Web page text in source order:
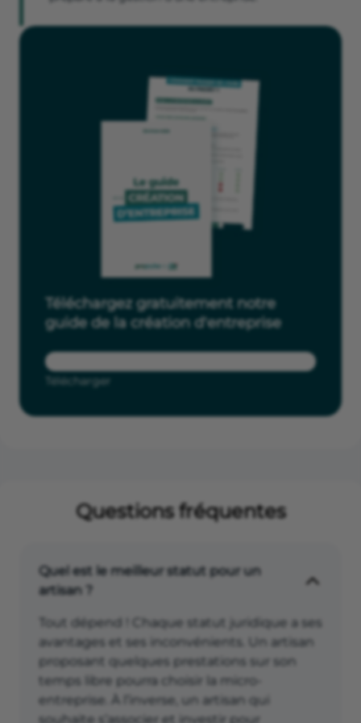
Téléchargez gratuitement notre
guide de la création d'entreprise
Télécharger
Questions fréquentes
Quel est le meilleur statut pour un
artisan ?
Tout dépend ! Chaque statut juridique a ses
avantages et ses inconvénients. Un artisan
proposant quelques prestations sur son
temps libre pourra choisir la micro-
entreprise. À l’inverse, un artisan qui
souhaite s’associer et investir pour